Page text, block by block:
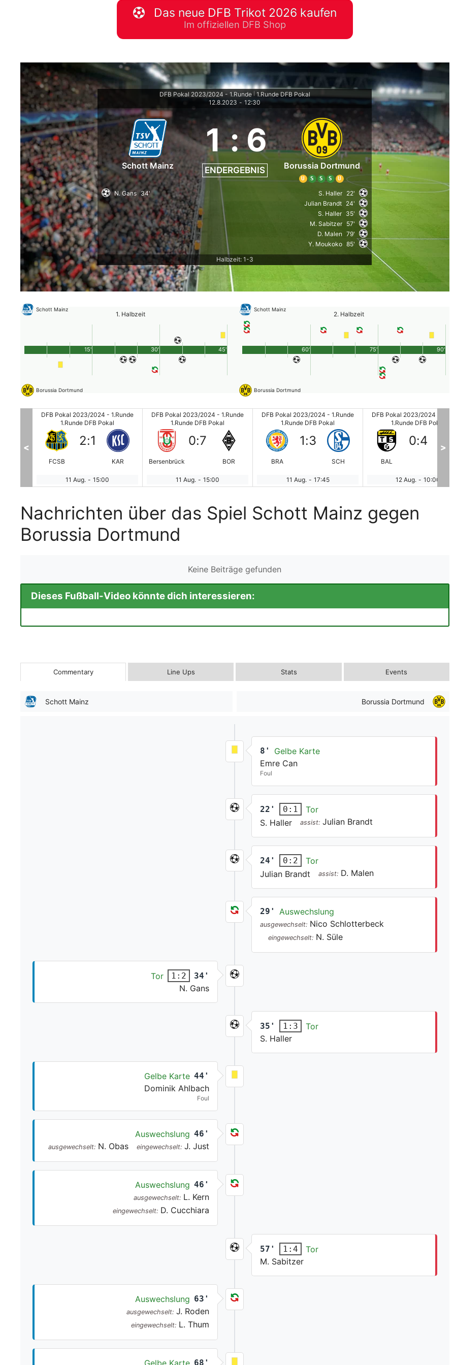
WM 2026 Spielplan Excel – kostenlos
downloaden & automatisch ausfüllen
Das neue DFB Trikot 2026 kaufen
Im offiziellen DFB Shop
DFB Pokal 2023/2024 - 1.Runde
1.Runde DFB Pokal
12.8.2023 - 12:30
Schott Mainz
1 :6
ENDERGEBNIS Borussia Dortmund
U S S S U
N. Gans 34' S. Haller 22'
Julian Brandt 24'
S. Haller 35'
M. Sabitzer 57'
D. Malen
79'
Y. Moukoko 85'
Halbzeit: 1-3
Schott Mainz
1. Halbzeit
Borussia Dortmund
45'
15' 30'
Schott Mainz
2. Halbzeit
Borussia Dortmund
90'
60' 75'
DFB Pokal 2023/2024 - 1.Runde
1.Runde DFB Pokal
FCSB
2:1
KAR
11 Aug. - 15:00
DFB Pokal 2023/2024 - 1.Runde
1.Runde DFB Pokal
Bersenbrück
0:7
BOR
11 Aug. - 15:00
DFB Pokal 2023/2024 - 1.Runde
1.Runde DFB Pokal
BRA
1:3
SCH
11 Aug. - 17:45
DFB Pokal 2023/2024 -
1.Runde DFB Pokal
BAL
0:4
12 Aug. - 10:00
< >
Nachrichten über das Spiel Schott Mainz gegen
Borussia Dortmund
Keine Beiträge gefunden
Dieses Fußball-Video könnte dich interessieren:
Commentary Line Ups Stats Events
Schott Mainz Borussia Dortmund
8'
Gelbe Karte
Emre Can
Foul
22' 0:1
Tor
S. Haller
assist:Julian Brandt
24' 0:2
Tor
Julian Brandt
assist: D. Malen
29' Auswechslung
ausgewechselt: Nico Schlotterbeck
eingewechselt: N. Süle
Tor 1:2 34'
N. Gans
35' 1:3
Tor
S. Haller
Gelbe Karte 44'
Dominik Ahlbach
Foul
Auswechslung 46'
ausgewechselt: N. Obas eingewechselt: J. Just
Auswechslung 46'
ausgewechselt: L. Kern
eingewechselt: D. Cucchiara
57' 1:4
Tor
M. Sabitzer
Auswechslung 63'
ausgewechselt: J. Roden
eingewechselt: L. Thum
68'